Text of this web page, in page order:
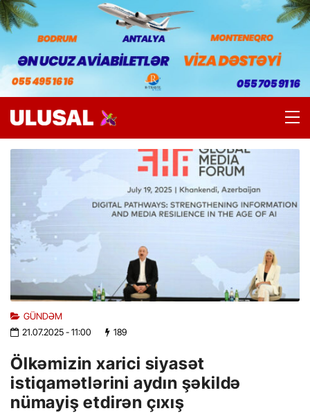
GÜNDƏM
21.07.2025- 11:00 189
Ölkəmizin xarici siyasət
istiqamətlərini aydın şəkildə
nümayiş etdirən çıxış